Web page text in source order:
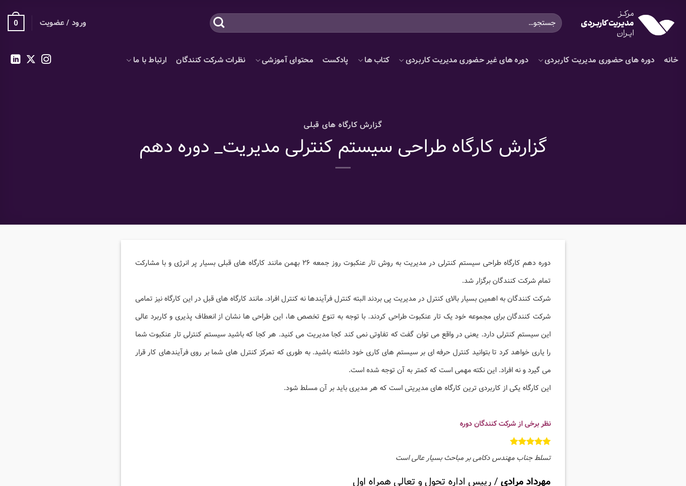
content
جستجو
برای:
ورود / عضویت 0
خانه دوره های حضوری مدیریت کاربردی دوره های غیر حضوری مدیریت کاربردی کتاب ها پادکست محتوای آموزشی نظرات شرکت کنندگان ارتباط با ما
گزارش کارگاه های قبلی
گزارش کارگاه طراحی سیستم کنترلی مدیریت_ دوره دهم
دوره دهم کارگاه طراحی سیستم کنترلی در مدیریت به روش تار عنکبوت روز جمعه ۲۶ بهمن مانند کارگاه های قبلی بسیار پر انرژی و با مشارکت
تمام شرکت کنندگان برگزار شد.
شرکت کنندگان به اهمین بسیار بالای کنترل در مدیریت پی بردند البته کنترل فرآیندها نه کنترل افراد. مانند کارگاه های قبل در این کارگاه نیز تمامی
شرکت کنندگان برای مجموعه خود یک تار عنکبوت طراحی کردند. با توجه به تنوع تخصص ها، این طراحی ها نشان از انعطاف پذیری و کاربرد عالی
این سیستم کنترلی دارد. یعنی در واقع می توان گفت که تفاوتی نمی کند کجا مدیریت می کنید. هر کجا که باشید سیستم کنترلی تار عنکبوت شما
را یاری خواهد کرد تا بتوانید کنترل حرفه ای بر سیستم های کاری خود داشته باشید. به طوری که تمرکز کنترل های شما بر روی فرآیندهای کار قرار
می گیرد و نه افراد. این نکته مهمی است که کمتر به آن توجه شده است.
این کارگاه یکی از کاربردی ترین کارگاه های مدیریتی است که هر مدیری باید بر آن مسلط شود.
نظر برخی از شرکت کنندگان دوره
تسلط جناب مهندس دکامی بر مباحث بسیار عالی است
مهرداد مرادی / رییس اداره تحول و تعالی همراه اول